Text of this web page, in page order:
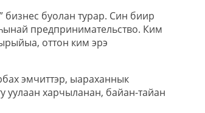
бизнес буолан турар. Син биир
предпринимательство. Ким
оттон ким эрэ
эмчиттэр, ыараханнык
уулаан харчыланан, байан-тайан